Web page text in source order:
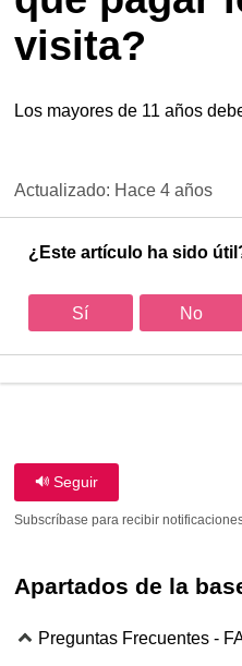
visita?
Los mayores de 11 años
Actualizado: Hace 4 años
¿Este artículo ha sido
Sí No
Seguir
Subscríbase para recibir
Apartados de la
Preguntas Frecuentes -